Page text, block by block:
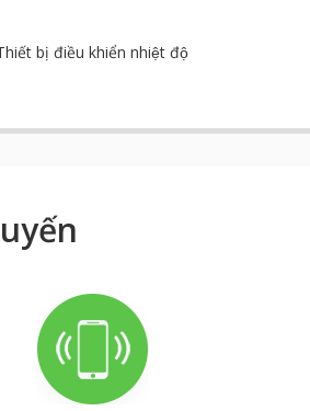
bị điều khiển nhiệt độ